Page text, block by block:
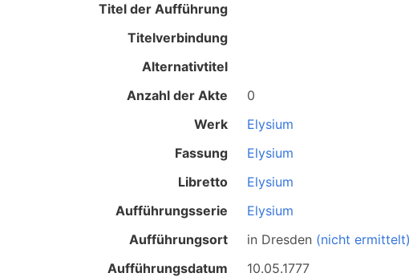
Titel der Aufführung
Titelverbindung
Alternativtitel
Anzahl der Akte
0
Werk
Elysium
Fassung
Elysium
Libretto
Elysium
Aufführungsserie
Elysium
Aufführungsort
in Dresden (nicht ermittelt)
Aufführungsdatum
10.05.1777